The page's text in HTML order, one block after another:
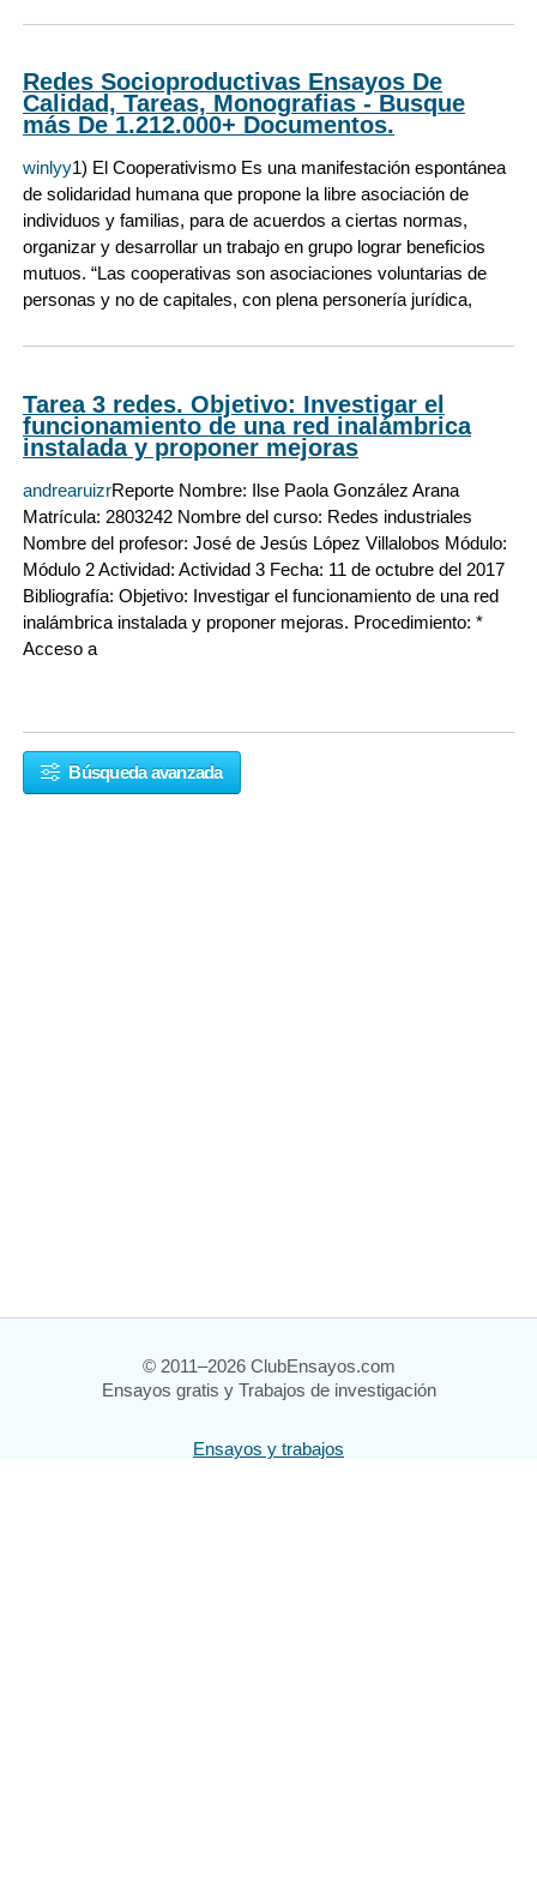
Redes Socioproductivas Ensayos De
Calidad, Tareas, Monografias - Busque
más De 1.212.000+ Documentos.
winlyy1) El Cooperativismo Es una manifestación espontánea
de solidaridad humana que propone la libre asociación de
individuos y familias, para de acuerdos a ciertas normas,
organizar y desarrollar un trabajo en grupo lograr beneficios
mutuos. “Las cooperativas son asociaciones voluntarias de
personas y no de capitales, con plena personería jurídica,
Tarea 3 redes. Objetivo: Investigar el
funcionamiento de una red inalámbrica
instalada y proponer mejoras
andrearuizrReporte Nombre: Ilse Paola González Arana
Matrícula: 2803242 Nombre del curso: Redes industriales
Nombre del profesor: José de Jesús López Villalobos Módulo:
Módulo 2 Actividad: Actividad 3 Fecha: 11 de octubre del 2017
Bibliografía: Objetivo: Investigar el funcionamiento de una red
inalámbrica instalada y proponer mejoras. Procedimiento: *
Acceso a
Búsqueda avanzada
© 2011–2026 ClubEnsayos.com
Ensayos gratis y Trabajos de investigación
Ensayos y trabajos